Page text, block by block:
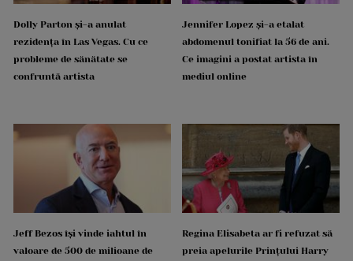
Dolly Parton și-a anulat
rezidența în Las Vegas. Cu ce
probleme de sănătate se
confruntă artista
Jennifer Lopez și-a etalat
abdomenul tonifiat la 56 de ani.
Ce imagini a postat artista în
mediul online
Jeff Bezos își vinde iahtul în
valoare de 500 de milioane de
Regina Elisabeta ar fi refuzat să
preia apelurile Prințului Harry